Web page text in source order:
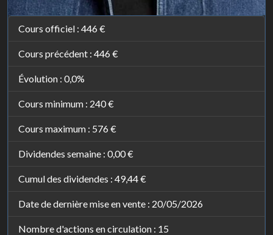
Cours officiel : 446 €
Cours précédent : 446 €
Évolution : 0,0%
Cours minimum : 240 €
Cours maximum : 576 €
Dividendes semaine : 0,00 €
Cumul des dividendes : 49,44 €
Date de dernière mise en vente : 20/05/2026
Nombre d'actions en circulation : 15